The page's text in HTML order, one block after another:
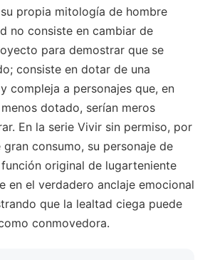
propia mitología de hombre
no consiste en cambiar de
para demostrar que se
consiste en dotar de una
compleja a personajes que, en
dotado, serían meros
En la serie Vivir sin permiso, por
consumo, su personaje de
original de lugarteniente
en el verdadero anclaje emocional
que la lealtad ciega puede
conmovedora.